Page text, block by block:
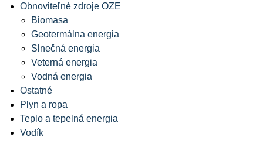
Obnoviteľné zdroje OZE
Biomasa
Geotermálna energia
Slnečná energia
Veterná energia
Vodná energia
Ostatné
Plyn a ropa
Teplo a tepelná energia
Vodík